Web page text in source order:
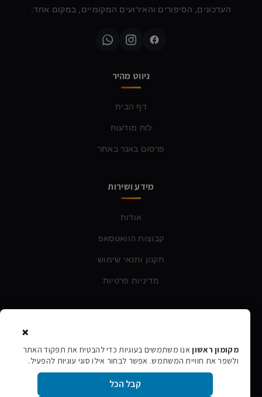
העדכונים, הסיפורים והאירועים המקומיים, במקום אחד.
ניווט מהיר
דף הבית
לוח מודעות
פרסום באנר באתר
מידע ושירות
אודות
קבוצות הוואטסאפ
תקנון ותנאי שימוש
מדיניות פרטיות
טלפון: 054-760-6388
×
מקומון ראשוןאנו משתמשים בעוגיות כדי להבטיח את תפקוד האתר
ולשפר את חוויית המשתמש. אפשר לבחור אילו סוגי עוגיות להפעיל.
קבל הכל